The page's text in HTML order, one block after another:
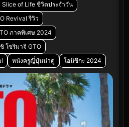
Slice of Life ชีวิตประจำวัน
Revival รีวิว
ภาคพิเศษ 2024
โซริมาจิ GTO
หนังครูญี่ปุ่นน่าดู โอนิซึกะ 2024